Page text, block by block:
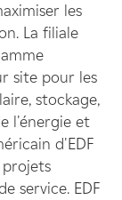
les
La filiale
site pour les
stockage,
l'énergie et
d'EDF
projets
service. EDF